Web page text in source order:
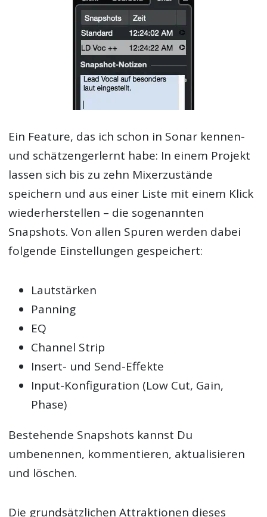
Ein Feature, das ich schon in Sonar kennen-
und schätzengerlernt habe: In einem Projekt
lassen sich bis zu zehn Mixerzustände
speichern und aus einer Liste mit einem Klick
wiederherstellen – die sogenannten
Snapshots. Von allen Spuren werden dabei
folgende Einstellungen gespeichert:
Lautstärken
Panning
EQ
Channel Strip
Insert- und Send-Effekte
Input-Konfiguration (Low Cut, Gain,
Phase)
Bestehende Snapshots kannst Du
umbenennen, kommentieren, aktualisieren
und löschen.
Die grundsätzlichen Attraktionen dieses